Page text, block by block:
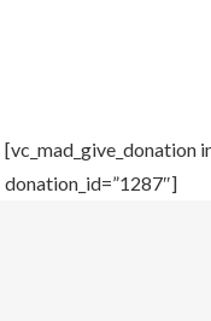
[vc_mad_give_donation
donation_id=”1287″]